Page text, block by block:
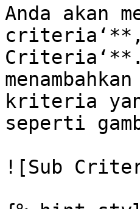
Anda akan
criteria‘**,
Criteria‘**.
kriteria
seperti
![Sub